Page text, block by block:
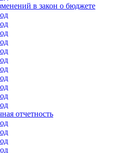
в закон о бюджете
отчетность